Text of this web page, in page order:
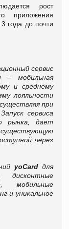
рост
приложения
года до почти
сервис
– мобильная
и среднему
лояльности
при
сервиса
рынка, дает
через
yoCard для
дисконтные
мобильные
и уникальное